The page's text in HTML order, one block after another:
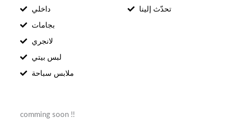
داخلي
بجامات
لانجري
لبس بيتي
ملابس سباحة
تحدّث إلينا
comming soon !!